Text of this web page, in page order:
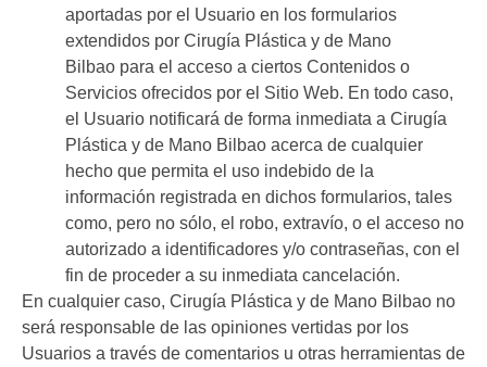
aportadas por el Usuario en los formularios
extendidos por Cirugía Plástica y de Mano
Bilbao para el acceso a ciertos Contenidos o
Servicios ofrecidos por el Sitio Web. En todo caso,
el Usuario notificará de forma inmediata a Cirugía
Plástica y de Mano Bilbao acerca de cualquier
hecho que permita el uso indebido de la
información registrada en dichos formularios, tales
como, pero no sólo, el robo, extravío, o el acceso no
autorizado a identificadores y/o contraseñas, con el
fin de proceder a su inmediata cancelación.
En cualquier caso, Cirugía Plástica y de Mano Bilbao no
será responsable de las opiniones vertidas por los
Usuarios a través de comentarios u otras herramientas de